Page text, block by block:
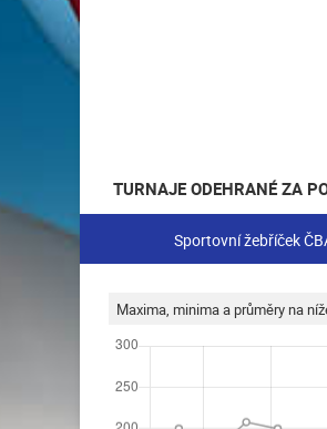
TURNAJE ODEHRANÉ ZA
Sportovní žebříček
Maxima, minima a průměry na